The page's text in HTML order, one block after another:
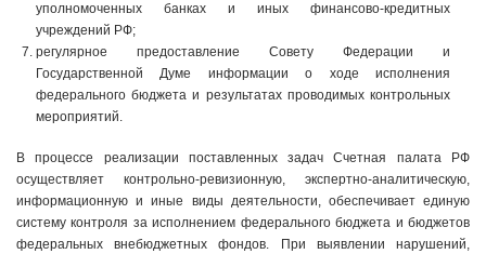
уполномоченных банках и иных финансово-кредитных
учреждений РФ;
регулярное предоставление Совету Федерации и
Государственной Думе информации о ходе исполнения
федерального бюджета и результатах проводимых контрольных
мероприятий.
В процессе реализации поставленных задач Счетная палата РФ
осуществляет контрольно-ревизионную, экспертно-аналитическую,
информационную и иные виды деятельности, обеспечивает единую
систему контроля за исполнением федерального бюджета и бюджетов
федеральных внебюджетных фондов. При выявлении нарушений,